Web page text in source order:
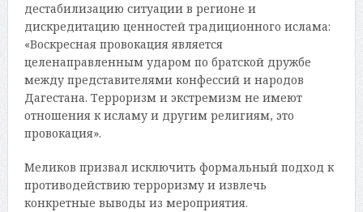
дестабилизацию ситуации в регионе и
дискредитацию ценностей традиционного ислама:
«Воскресная провокация является
целенаправленным ударом по братской дружбе
между представителями конфессий и народов
Дагестана. Терроризм и экстремизм не имеют
отношения к исламу и другим религиям, это
провокация».
Меликов призвал исключить формальный подход к
противодействию терроризму и извлечь
конкретные выводы из мероприятия.